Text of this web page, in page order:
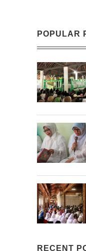
POPULAR
RECENT